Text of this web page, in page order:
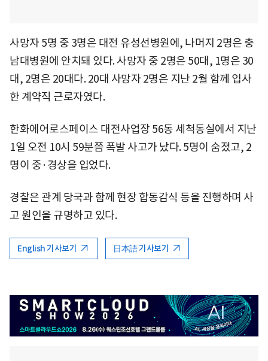
사망자 5명 중 3명은 대전 유성선병원에, 나머지 2명은 충
남대병원에 안치돼 있다. 사망자 중 2명은 50대, 1명은 30
대, 2명은 20대다. 20대 사망자 2명은 지난 2월 함께 입사
한 계약직 근로자였다.
한화에어로스페이스 대전사업장 56동 세척동실에서 지난
1일 오전 10시 59분쯤 폭발 사고가 났다. 5명이 숨졌고, 2
명이 중·경상을 입었다.
경찰은 관계 당국과 함께 현장 합동감식 등을 진행하며 사
고 원인을 규명하고 있다.
English 기사보기 日本語 기사보기